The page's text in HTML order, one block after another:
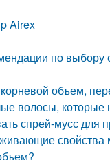
Airex
по
объем,
волосы, которые
спрей-мусс для